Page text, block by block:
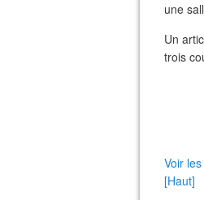
une
Un
trois
Voir
[Haut]